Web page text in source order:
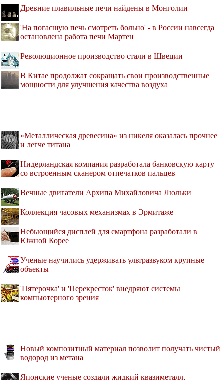
Древние плавильные печи найдены в Монголии
'На погасшую печь смотреть больно' - в России навсегда
остановлена работа печи Мартен
Революционное производство стали в Швеции
В Китае продолжат сокращать свои производственные
мощности для улучшения качества воздуха
«Металлическая древесина» из никеля оказалась прочнее
и легче титана
Нидерландская компания разработала банковскую карту
со встроенным сканером отпечатков пальцев
Вечные двигатели Архипа Михайловича Люльки
Коллекция часовых механизмах в Эрмитаже
Небьющийся дисплей для смартфона разработали в
Южной Корее
Ученые научились удерживать ультразвуком крупные
объекты
'Пятерочка' и 'Перекресток' внедряют системы
компьютерного зрения
Новый композитный материал позволит получать чистый
водород из метана
Японские ученые создали жидкий квазиметалл,